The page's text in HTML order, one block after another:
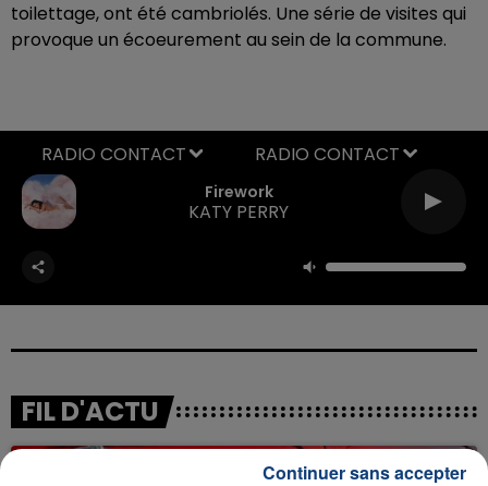
toilettage, ont été cambriolés. Une série de visites qui
provoque un écoeurement au sein de la commune.
Firework
KATY PERRY
RADIO CONTACT
FIL D'ACTU
Continuer sans accepter